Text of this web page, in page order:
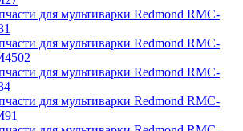
для мультиварки Redmond RMC-
для мультиварки Redmond RMC-
для мультиварки Redmond RMC-
для мультиварки Redmond RMC-